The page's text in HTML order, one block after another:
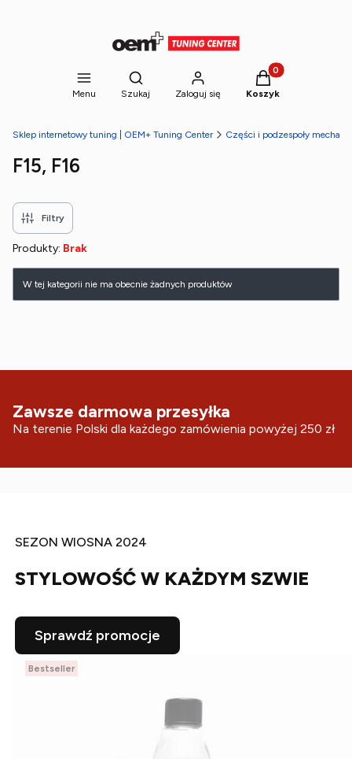
Menu
Otwórz wyszukiwarkę
Szukaj Zaloguj się
Produkty w
Koszyk
Sklep internetowy tuning | OEM+ Tuning Center Części i podzespoły
F15, F16
Filtry
Produkty: Brak
Lista produktów
W tej kategorii nie ma obecnie żadnych produktów
Zawsze darmowa przesyłka
Na terenie Polski dla każdego zamówienia powyżej 250 zł
SEZON WIOSNA 2024
STYLOWOŚĆ W KAŻDYM SZWIE
Sprawdź promocje
Bestseller